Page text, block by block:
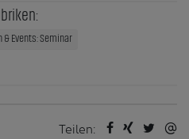
& Events: Seminar
Teilen: